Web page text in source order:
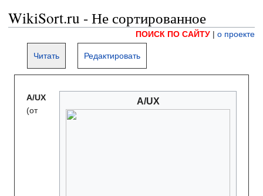
WikiSort.ru - Не сортированное
ПОИСК ПО САЙТУ | о проекте
Читать Редактировать
A/UX
A/UX
(от